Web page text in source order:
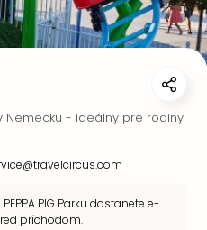
Nemecku - ideálny pre rodiny
PIG Parku dostanete e-
príchodom.